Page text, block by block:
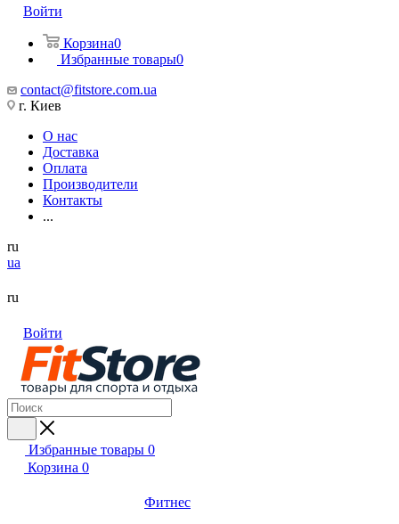
Войти
Корзина0
Избранные товары0
contact@fitstore.com.ua
г. Киев
О нас
Доставка
Оплата
Производители
Контакты
...
ru
ua
ru
Войти
Избранные товары 0
Корзина 0
Фитнес